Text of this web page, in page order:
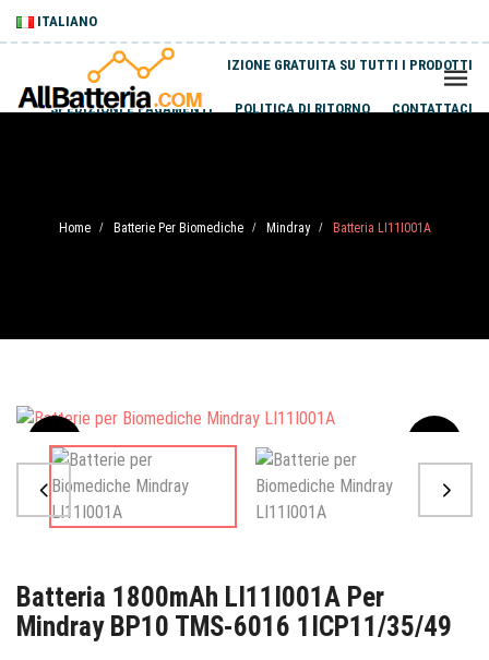
ITALIANO
SPEDIZIONE GRATUITA SU TUTTI I PRODOTTI
SPEDIZIONI E PAGAMENTI POLITICA DI RITORNO CONTATTACI
Home / Batterie Per Biomediche / Mindray / Batteria LI11I001A
Sale
Batteria 1800mAh LI11I001A Per
Mindray BP10 TMS-6016 1ICP11/35/49